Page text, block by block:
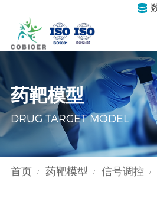
药靶模型
DRUG TARGET MODEL
首页 / 药靶模型 / 信号调控 /